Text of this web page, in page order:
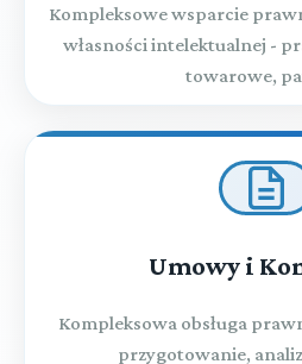
Kompleksowe wsparcie
własności intelektualnej -
towarowe,
Umowy i
Kompleksowa obsługa
przygotowanie,